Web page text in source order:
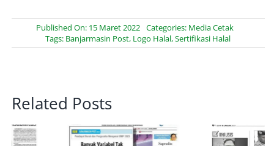
Published On: 15 Maret 2022 Categories: Media Cetak
Tags: Banjarmasin Post, Logo Halal,Sertifikasi Halal
Related Posts